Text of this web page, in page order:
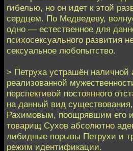
гибелью, но он идет к этой
сердцем. По Медведеву,
одно — естественное для
психосексуального развития
сексуальное любопытство.
> Петруха устрашён наличной
реализованной
перспективой постоянного
на данный вид
Рахимовым, поощрявшим его
товарищ Сухов абсолютно
либидные порывы Петрухи и
режим идентификации.